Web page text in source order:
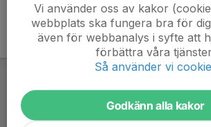
Vi använder oss av kakor
webbplats ska fungera bra för
även för webbanalys i syfte att
förbättra våra
Så använder vi
Godkänn alla kakor